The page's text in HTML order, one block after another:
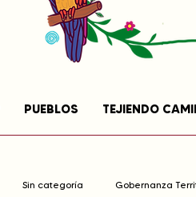
PUEBLOS TEJIENDO
Sin categoría Gobernanza